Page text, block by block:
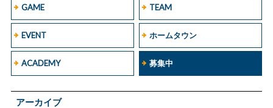
GAME TEAM
EVENT ホームタウン
ACADEMY 募集中
アーカイブ